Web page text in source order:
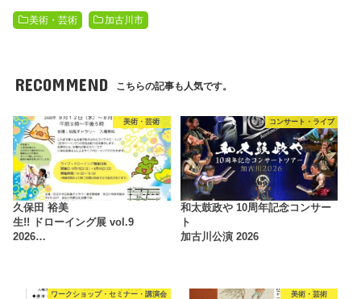
美術・芸術 加古川市
RECOMMEND こちらの記事も人気です。
美術・芸術
久保田 裕美
生!! ドローイング展 vol.9
2026…
コンサート・ライブ
和太鼓政や 10周年記念コンサー
ト
加古川公演 2026
ワークショップ・セミナー・講演会 美術・芸術